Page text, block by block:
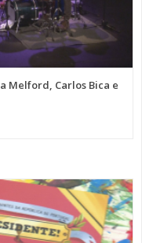
Melford, Carlos Bica e